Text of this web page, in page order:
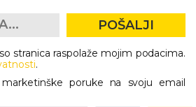
POŠALJI
stranica raspolaže mojim podacima.
.
poruke na svoju email